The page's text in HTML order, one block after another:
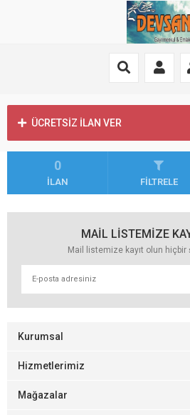
ÜCRETSİZ İLAN VER
0
İLAN FİLTRELE
MAİL LİSTEMİZE
Mail listemize kayıt olun hiçbir
Kurumsal
Hizmetlerimiz
Mağazalar